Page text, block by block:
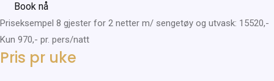
Book nå
Priseksempel 8 gjester for 2 netter m/ sengetøy og utvask: 15520,-
Kun 970,- pr. pers/natt
Pris pr uke